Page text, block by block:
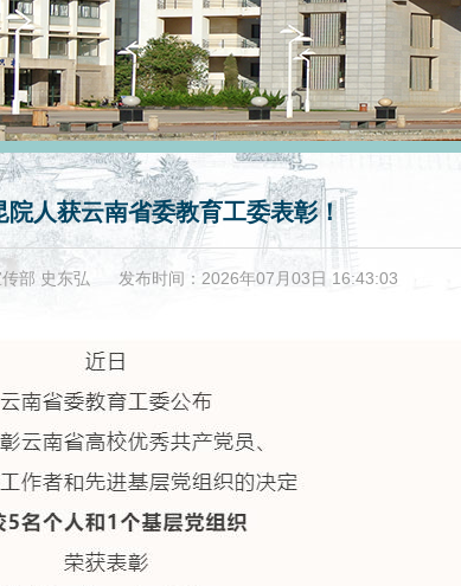
院人获云南省委教育工委表彰！
部 史东弘 发布时间：2026年07月03日 16:43:03